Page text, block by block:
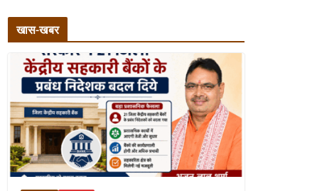
खास-खबर